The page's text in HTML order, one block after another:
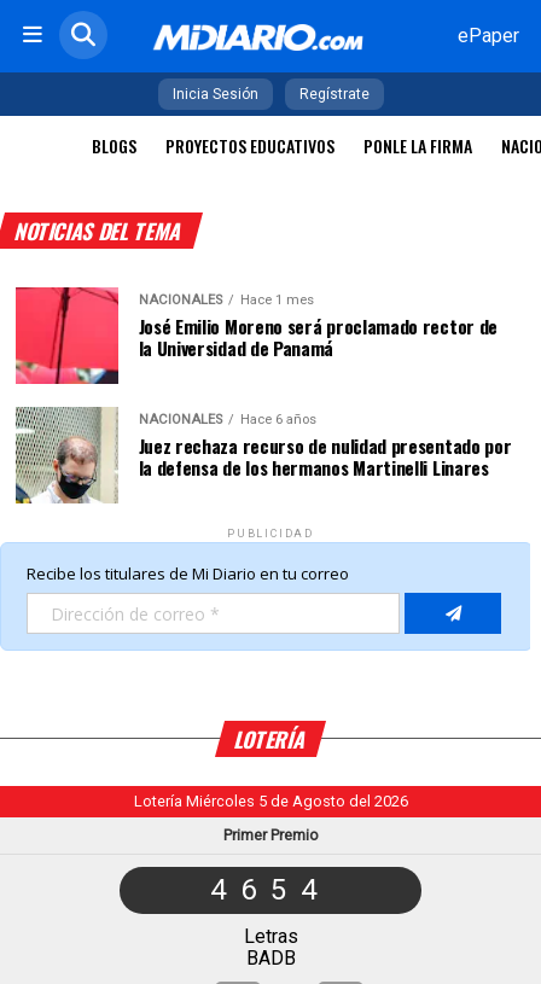
ePaper
Inicia Sesión Regístrate
BLOGS PROYECTOS EDUCATIVOS PONLE LA FIRMA
NOTICIAS DEL TEMA
NACIONALES Hace 1 mes
José Emilio Moreno será proclamado rector de
la Universidad de Panamá
NACIONALES Hace 6 años
Juez rechaza recurso de nulidad presentado por
la defensa de los hermanos Martinelli Linares
PUBLICIDAD
LOTERÍA
Lotería Miércoles 5 de Agosto del 2026
Primer Premio
4654
Letras
BADB